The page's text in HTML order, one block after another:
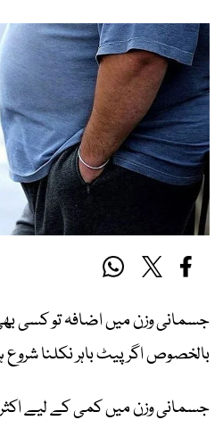
جسمانی وزن میں اضافہ تو کسی
بالخصوص اگر پیٹ باہر نکلنا
جسمانی وزن میں کمی کے لیے اکثر